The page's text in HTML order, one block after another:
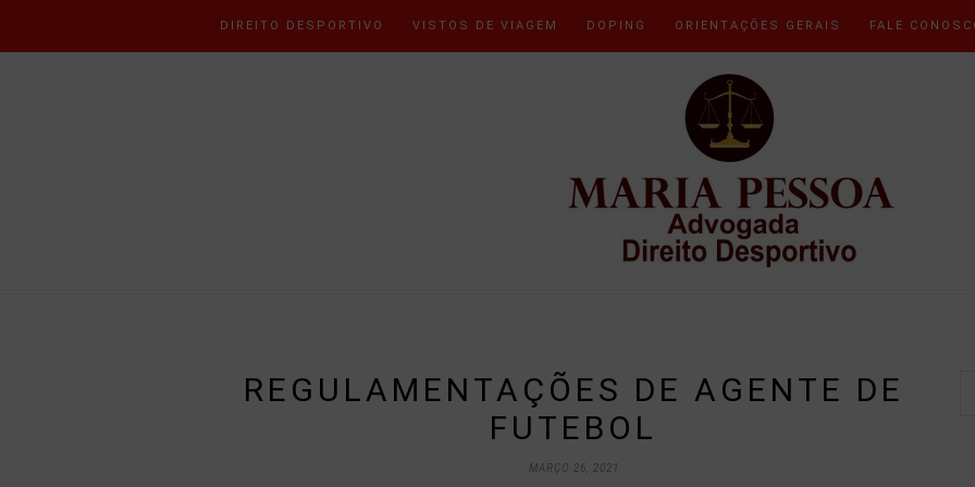
DIREITO DESPORTIVO VISTOS DE VIAGEM DOPING ORIENTAÇÕES GERAIS FALE
REGULAMENTAÇÕES DE AGENTE DE
FUTEBOL
MARÇO 26, 2021